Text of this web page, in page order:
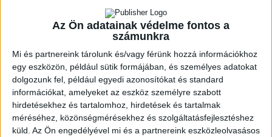
Az Ön adatainak védelme fontos a
számunkra
Mi és partnereink tárolunk és/vagy férünk hozzá információkhoz
egy eszközön, például sütik formájában, és személyes adatokat
dolgozunk fel, például egyedi azonosítókat és standard
információkat, amelyeket az eszköz személyre szabott
hirdetésekhez és tartalomhoz, hirdetések és tartalmak
méréséhez, közönségmérésekhez és szolgáltatásfejlesztéshez
küld. Az Ön engedélyével mi és a partnereink eszközleolvasásos
A helyosztókon nem sikerült mérkőzést nyerni, így a nyolcadik helyen...
AZ ELSŐ LÉPÉSEK
2026.08.07. 16:45
Lejátszotta első felkészülési mérkőzéseit a formálódó, sok új játékossal
felálló...Bővebben →